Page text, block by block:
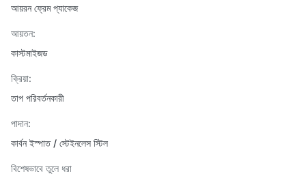
আয়রন ফ্রেম প্যাকেজ
আয়তন:
কাস্টমাইজড
ক্রিয়া:
তাপ পরিবর্তনকারী
পাদান:
কার্বন ইস্পাত / স্টেইনলেস স্টিল
বিশেষভাবে তুলে ধরা